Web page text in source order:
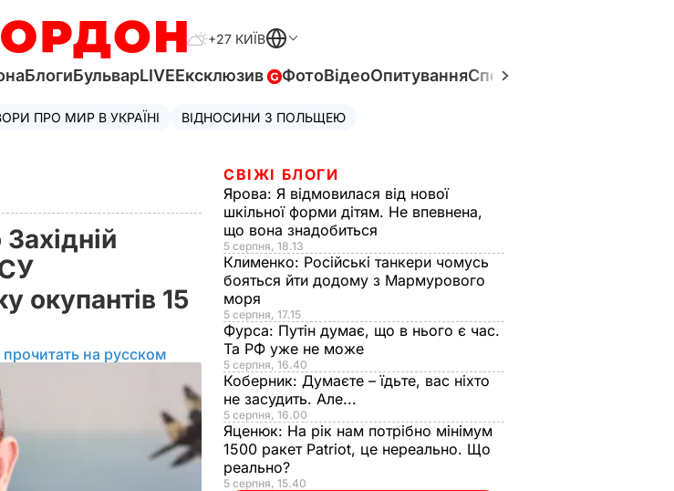
+27 КИЇВ
БлогиБульварLIVEЕксклюзив ФотоВідеоОпитуванняСпецпроєкти
ПРО МИР В УКРАЇНІ ВІДНОСИНИ З ПОЛЬЩЕЮ
окупантів 15
на русском
СВІЖІ БЛОГИ
Ярова: Я відмовилася від нової
шкільної форми дітям. Не впевнена,
що вона знадобиться
5 серпня, 18.13
Клименко: Російські танкери чомусь
бояться йти додому з Мармурового
моря
5 серпня, 17.15
Фурса: Путін думає, що в нього є час.
Та РФ уже не може
5 серпня, 16.40
Коберник: Думаєте – їдьте, вас ніхто
не засудить. Але...
5 серпня, 16.00
Яценюк: На рік нам потрібно мінімум
1500 ракет Patriot, це нереально. Що
реально?
5 серпня, 15.40